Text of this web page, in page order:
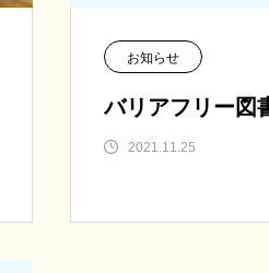
お知らせ
バリアフリー図
2021.11.25